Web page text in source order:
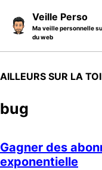
Veille Perso
Ma veille personnelle
du web
AILLEURS SUR LA
bug
Gagner des
exponentielle